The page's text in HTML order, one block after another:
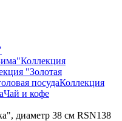
Коллекция
"Золотая
посудаКоллекция
Чай и кофе
диаметр 38 см RSN138